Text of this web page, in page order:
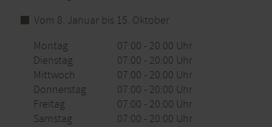
Vom 8. Januar bis 15. Oktober
Montag
07:00 - 20:00 Uhr
Dienstag
07:00 - 20:00 Uhr
Mittwoch
07:00 - 20:00 Uhr
Donnerstag
07:00 - 20:00 Uhr
Freitag
07:00 - 20:00 Uhr
Samstag
07:00 - 20:00 Uhr